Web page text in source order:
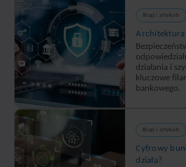
Blogi i artykuły
Architektura
działania i
kluczowe
bankowego.
Blogi i artykuły
Cyfrowy
działa?